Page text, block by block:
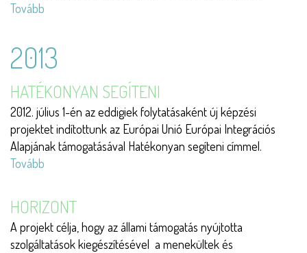
Tovább
2013
HATÉKONYAN SEGÍTENI
2012. július 1-én az eddigiek folytatásaként új képzési
projektet indítottunk az Európai Unió Európai Integrációs
Alapjának támogatásával Hatékonyan segíteni címmel.
Tovább
HORIZONT
A projekt célja, hogy az állami támogatás nyújtotta
szolgáltatások kiegészítésével a menekültek és